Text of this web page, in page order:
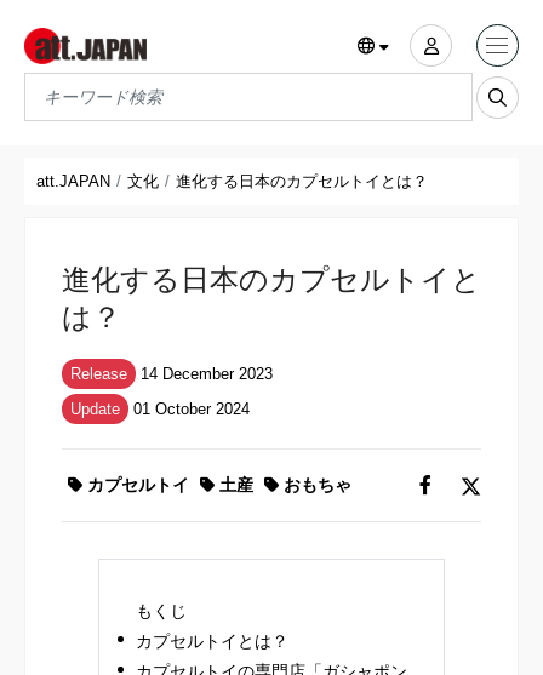
Translations title cont
att.JAPAN 文化 進化する日本のカプセルトイとは？
進化する日本のカプセルトイと
は？
Release
14 December 2023
Update
01 October 2024
カプセルトイ 土産 おもちゃ
もくじ
カプセルトイとは？